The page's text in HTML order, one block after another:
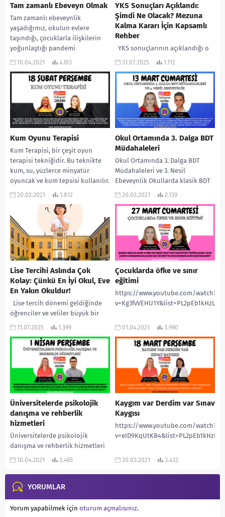
Tam zamanlı Ebeveyn Olmak
Tam zamanlı ebeveynlik
yaşadığımız, okulun evlere
taşındığı, çocuklarla ilişkilerin
yoğunlaştığı pandemi
döneminde, aile içi ilişkileri
güçlendirmek için...
10.04.2021 4.613
YKS Sonuçları Açıklandı:
Şimdi Ne Olacak? Mezuna
Kalma Kararı İçin Kapsamlı
Rehber
YKS sonuçlarının açıklandığı o
an… Aylarca süren emeğin,
denemenin tek bir ekrana sığdığı
31.07.2025 1.112
Kum Oyunu Terapisi
Kum Terapisi, bir çeşit oyun
terapisi tekniğidir. Bu teknikte
kum, su, yüzlerce minyatür
oyuncak ve kum tepsisi kullanılır.
Kum terapisi...
20.02.2021 1.812
Okul Ortamında 3. Dalga BDT
Müdahaleleri
Okul Ortamında 3. Dalga BDT
Müdahaleleri ve 3. Nesil
Ebeveynlik Okullarda klasik BDT
uygulamalarının tıkandığı
20.03.2021 2.139
Lise Tercihi Aslında Çok
Kolay: Çünkü En İyi Okul, Eve
En Yakın Okuldur!
Lise tercih dönemi geldiğinde
öğrenciler ve veliler büyük bir
kaygıya kapılır: Yüzdelik dilimler,
karmaşanın içinde...
11.07.2025 1.399
Çocuklarda öfke ve sınır
eğitimi
https://www.youtube.com/watch?
01.04.2021 3.990
Üniversitelerde psikolojik
danışma ve rehberlik
hizmetleri
Üniversitelerde psikolojik
danışma ve rehberlik hizmetleri
Üniversite öğrencilerine sunulan
nelerdir ? Bir üniversite öğrencisi
hangi konularda birime...
10.04.2021 3.465
Kaygım var Derdim var Sınav
Kaygısı
https://www.youtube.com/watch?
20.03.2021 3.432
YORUMLAR
Yorum yapabilmek için oturum açmalısınız.